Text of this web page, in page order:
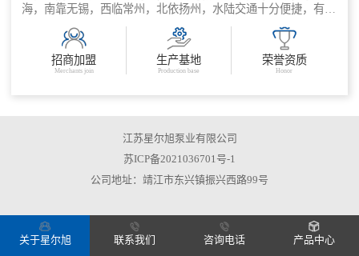
海，南靠无锡，西临常州，北依扬州，水陆交通十分便捷，有着
服务为一体的工业泵制造企业。我公司自创办以来始終把质量管
理作为第一追求目标。我公司对产品进行不断优化创新，实现了
CAD、CAM软件计算机辅助设计系统和信息化管理。主要产品
浆泵、CZ型化工流程泵、FB型耐腐蚀泵、FSB型氟塑料离心
杆泵、CQ型磁力驱动泵、D、DG、DL型多级离心泵、TL、TLL
型脱硫泵等。 我公司产品广泛应用于石油、化工、船舶、电
力、粮油、食品、机械、建材、制药、冶金、国防及科研等行
业。并有部分产品销往国际市场。 我公司一直奉行“以质量信誉
我们将以高品质的产品迎接市场的竞争与挑战。
招商加盟
Merchants join
生产基地
Production base
荣誉资质
Honor
江苏星尔旭泵业有限公司
苏ICP备2021036701号-1
公司地址：靖江市东兴镇振兴西路99号
关于星尔旭 联系我们 咨询电话 产品中心